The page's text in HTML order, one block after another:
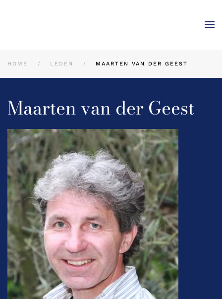
HOME LEDEN MAARTEN VAN DER GEEST
Maarten van der Geest